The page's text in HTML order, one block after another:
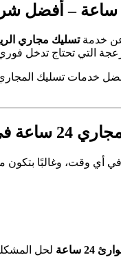
عن خدمةتسليك مجاري الرياض 24
التي تحتاج تدخل
خدمات تسليك
الرياض؟
وقت، وغالبًا بتكون
24 ساعة لحل